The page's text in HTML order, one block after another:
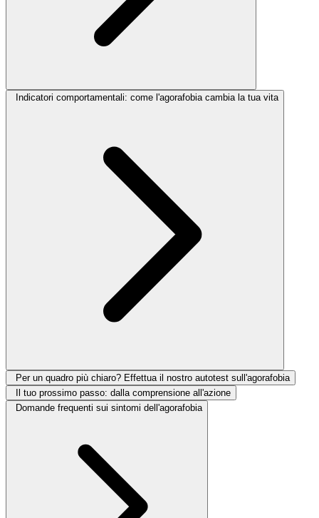
Indicatori comportamentali: come l'agorafobia cambia la tua vita
Per un quadro più chiaro? Effettua il nostro autotest sull'agorafobia
Il tuo prossimo passo: dalla comprensione all'azione
Domande frequenti sui sintomi dell'agorafobia